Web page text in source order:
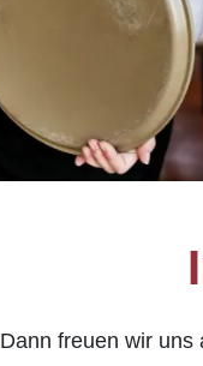
Dann freuen wir uns